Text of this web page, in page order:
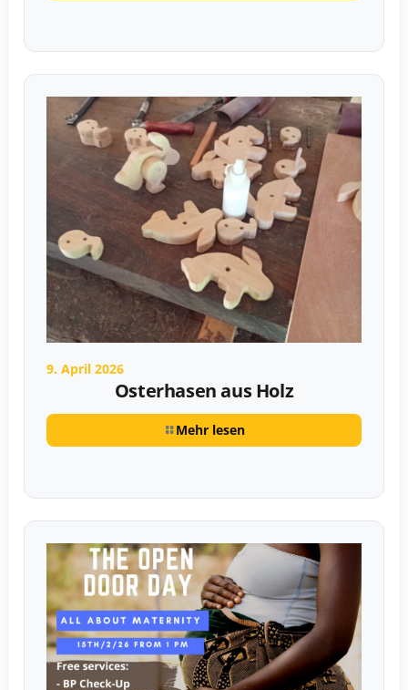
9. April 2026
Osterhasen aus Holz
Mehr lesen